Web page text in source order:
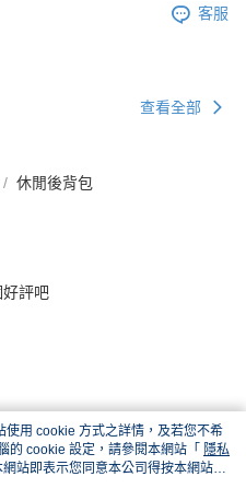
客服
查看全部
休閒後背包
評吧
用 cookie 方式之詳情，及若您不希
的 cookie 設定，請參閱本網站「 隱私
站即表示您同意本公司得按本網站使